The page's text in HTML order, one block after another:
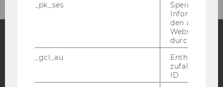
Blog
_pk_ses
Speicherung
den aktuellen
durch
_gcl_au
Enthält eine
ID.